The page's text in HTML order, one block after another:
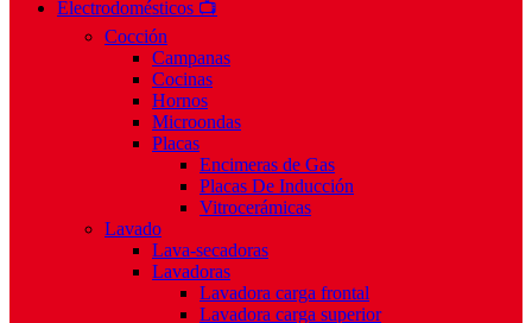
Electrodomésticos 📺
Cocción
Campanas
Cocinas
Hornos
Microondas
Placas
Encimeras de Gas
Placas De Inducción
Vitrocerámicas
Lavado
Lava-secadoras
Lavadoras
Lavadora carga frontal
Lavadora carga superior